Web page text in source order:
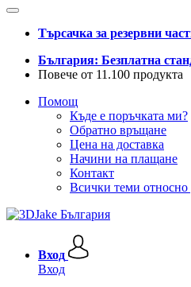
Търсачка за резервни
България: Безплатна
Повече от 11.100 продукта
Помощ
Къде е поръчката ми?
Обратно връщане
Цена на доставка
Начини на плащане
Контакт
Всички теми
Вход
Вход